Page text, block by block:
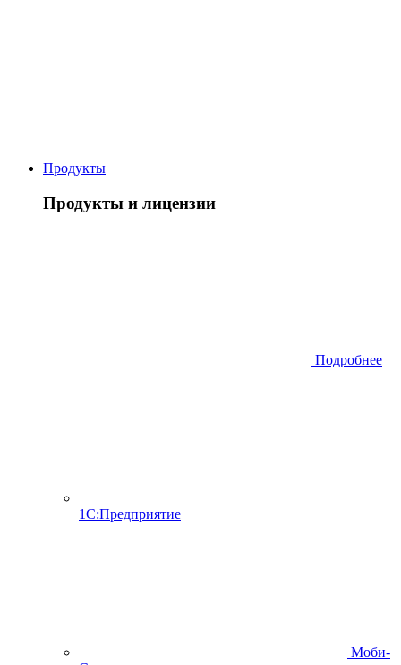
Продукты
Продукты и лицензии
Подробнее
1С:Предприятие
Моби-